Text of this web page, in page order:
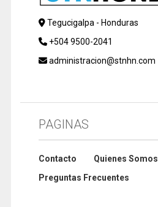
Tegucigalpa - Honduras
+504 9500-2041
administracion@stnhn.com
PAGINAS
Contacto
Quienes Somos
Preguntas Frecuentes